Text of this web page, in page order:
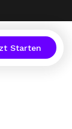
Starten